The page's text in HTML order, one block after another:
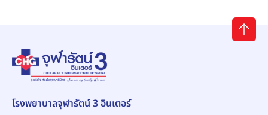
โรงพยาบาลจุฬารัตน์ 3 อินเตอร์